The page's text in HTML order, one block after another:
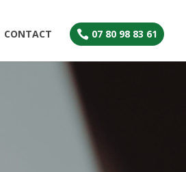
CONTACT  07 80 98 83 61